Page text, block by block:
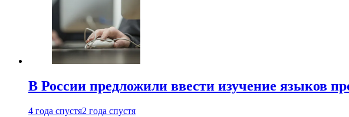
В России предложили ввести изучение языков
4 года спустя2 года спустя